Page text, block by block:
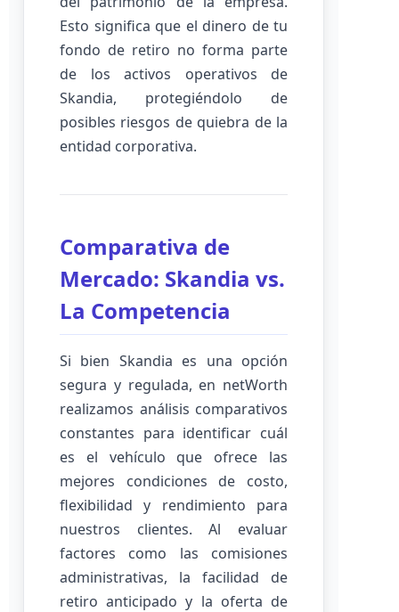
Esto significa que el dinero de tu
fondo de retiro no forma parte
de los activos operativos de
Skandia, protegiéndolo de
posibles riesgos de quiebra de la
entidad corporativa.
Comparativa de
Mercado: Skandia vs.
La Competencia
Si bien Skandia es una opción
segura y regulada, en netWorth
realizamos análisis comparativos
constantes para identificar cuál
es el vehículo que ofrece las
mejores condiciones de costo,
flexibilidad y rendimiento para
nuestros clientes. Al evaluar
factores como las comisiones
administrativas, la facilidad de
retiro anticipado y la oferta de